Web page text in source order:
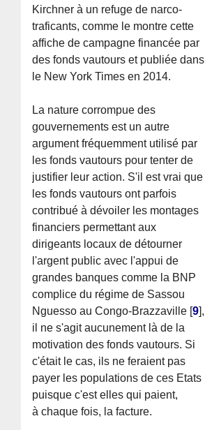
Kirchner à un refuge de narco-
traficants, comme le montre cette
affiche de campagne financée par
des fonds vautours et publiée dans
le New York Times en 2014.
La nature corrompue des
gouvernements est un autre
argument fréquemment utilisé par
les fonds vautours pour tenter de
justifier leur action. S'il est vrai que
les fonds vautours ont parfois
contribué à dévoiler les montages
financiers permettant aux
dirigeants locaux de détourner
l'argent public avec l'appui de
grandes banques comme la BNP
complice du régime de Sassou
Nguesso au Congo-Brazzaville [9],
il ne s'agit aucunement là de la
motivation des fonds vautours. Si
c'était le cas, ils ne feraient pas
payer les populations de ces Etats
puisque c'est elles qui paient,
à chaque fois, la facture.